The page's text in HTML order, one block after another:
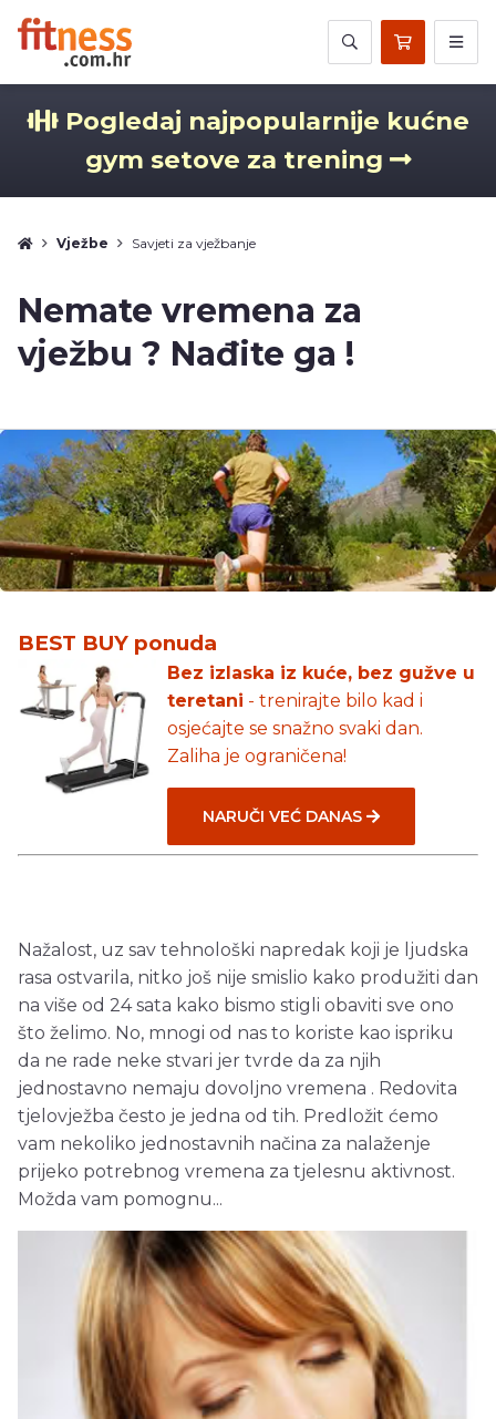
Pogledaj najpopularnije kućne
gym setove za trening
Vježbe Savjeti za vježbanje
Nemate vremena za
vježbu ? Nađite ga !
BEST BUY ponuda
Bez izlaska iz kuće, bez gužve u
teretani - trenirajte bilo kad i
osjećajte se snažno svaki dan.
Zaliha je ograničena!
NARUČI VEĆ DANAS
Nažalost, uz sav tehnološki napredak koji je ljudska
rasa ostvarila, nitko još nije smislio kako produžiti dan
na više od 24 sata kako bismo stigli obaviti sve ono
što želimo. No, mnogi od nas to koriste kao ispriku
da ne rade neke stvari jer tvrde da za njih
jednostavno nemaju dovoljno vremena . Redovita
tjelovježba često je jedna od tih. Predložit ćemo
vam nekoliko jednostavnih načina za nalaženje
prijeko potrebnog vremena za tjelesnu aktivnost.
Možda vam pomognu...